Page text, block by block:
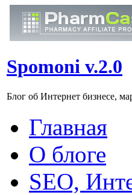
Spomoni v.2.0
Блог об Интернет бизнесе,
Главная
О блоге
SEO,